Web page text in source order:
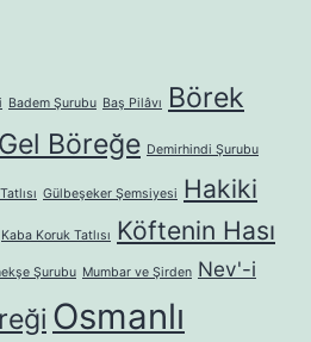
Badem Şurubu Baş Pilâvı
Börek
Böreğe Demirhindi Şurubu
Gülbeşeker Şemsiyesi Hakiki
Kaba Koruk Tatlısı Köftenin Hası
Şurubu Mumbar ve Şirden Nev'-i
Osmanlı